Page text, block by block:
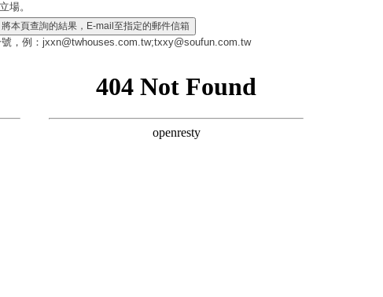
場。
號，例：jxxn@twhouses.com.tw;txxy@soufun.com.tw